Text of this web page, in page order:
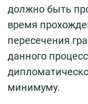
должно быть
время
пересечения
данного
минимуму.